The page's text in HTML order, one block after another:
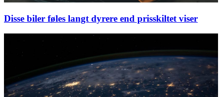
Disse biler føles langt dyrere end prisskiltet viser